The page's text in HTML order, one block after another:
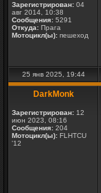
Зарегистрирован: 04
авг 2014, 10:38
Сообщения: 5291
Откуда: Прага
Мотоцикл(ы): пешеход
25 янв 2025, 19:44
DarkMonk
Зарегистрирован: 12
июн 2023, 08:16
Сообщения: 204
Мотоцикл(ы): FLHTCU
'12